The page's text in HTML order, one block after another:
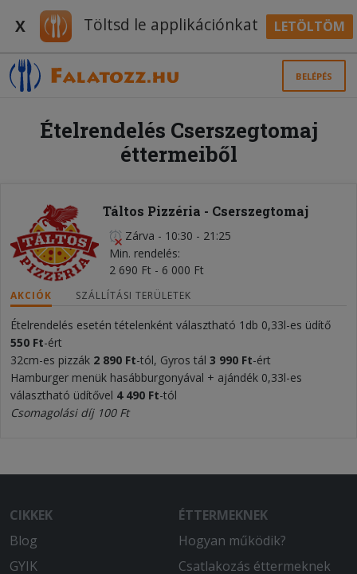
X Töltsd le applikációnkat LETÖLTÖM
BELÉPÉS
Ételrendelés Cserszegtomaj
éttermeiből
Táltos Pizzéria - Cserszegtomaj
Zárva - 10:30 - 21:25
Min. rendelés
2 690 Ft - 6 000 Ft
AKCIÓK SZÁLLÍTÁSI TERÜLETEK
Ételrendelés esetén tételenként választható 1db 0,33l-es üdítő
550 Ft-ért
32cm-es pizzák 2 890 Ft-tól, Gyros tál 3 990 Ft-ért
Hamburger menük hasábburgonyával + ajándék 0,33l-es
választható üdítővel 4 490 Ft-tól
Csomagolási díj 100 Ft
CIKKEK
Blog
GYIK
ÉTTERMEKNEK
Hogyan működik?
Csatlakozás éttermeknek